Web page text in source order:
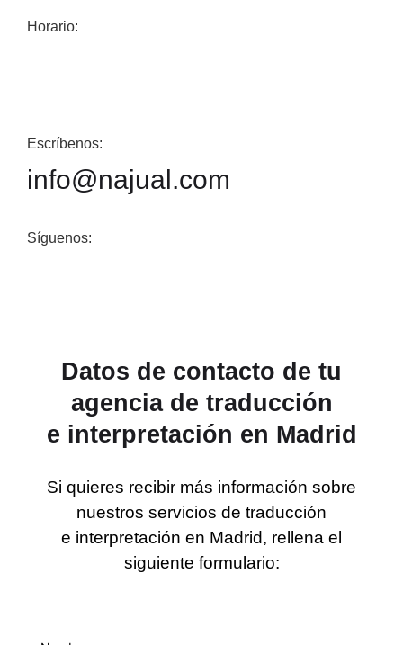
Horario:
Escríbenos:
info@najual.com
Síguenos:
Datos de contacto de tu
agencia de traducción
e interpretación en Madrid
Si quieres recibir más información sobre
nuestros servicios de traducción
e interpretación en Madrid, rellena el
siguiente formulario: